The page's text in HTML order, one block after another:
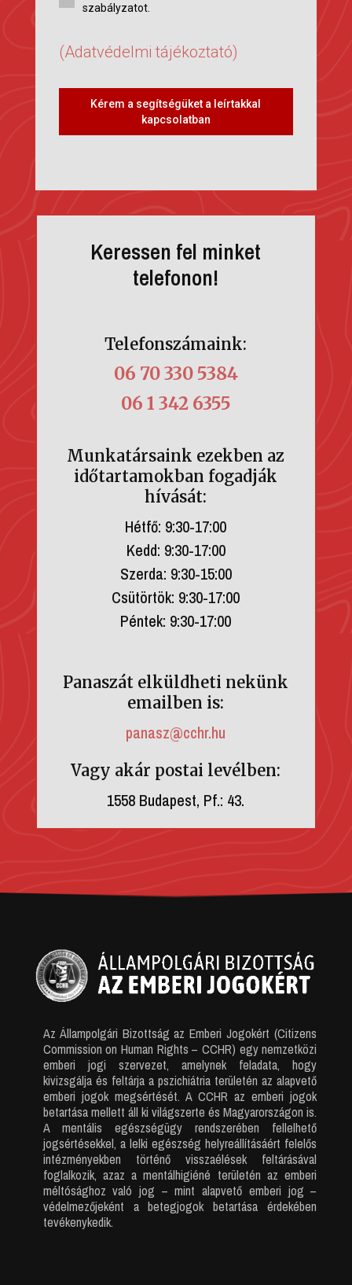
szabályzatot.
(Adatvédelmi tájékoztató)
Kérem a segítségüket a leírtakkal
kapcsolatban
Keressen fel minket
telefonon!
Telefonszámaink:
06 70 330 5384
06 1 342 6355
Munkatársaink ezekben az
időtartamokban fogadják
hívását:
Hétfő: 9:30-17:00
Kedd: 9:30-17:00
Szerda: 9:30-15:00
Csütörtök: 9:30-17:00
Péntek: 9:30-17:00
Panaszát elküldheti nekünk
emailben is:
panasz@cchr.hu
Vagy akár postai levélben:
1558 Budapest, Pf.: 43.
Az Állampolgári Bizottság az Emberi Jogokért (Citizens
Commission on Human Rights – CCHR) egy nemzetközi
emberi jogi szervezet, amelynek feladata, hogy
kivizsgálja és feltárja a pszichiátria területén az alapvető
emberi jogok megsértését. A CCHR az emberi jogok
betartása mellett áll ki világszerte és Magyarországon is.
A mentális egészségügy rendszerében fellelhető
jogsértésekkel, a lelki egészség helyreállításáért felelős
intézményekben történő visszaélések feltárásával
foglalkozik, azaz a mentálhigiéné területén az emberi
méltósághoz való jog – mint alapvető emberi jog –
védelmezőjeként a betegjogok betartása érdekében
tevékenykedik.